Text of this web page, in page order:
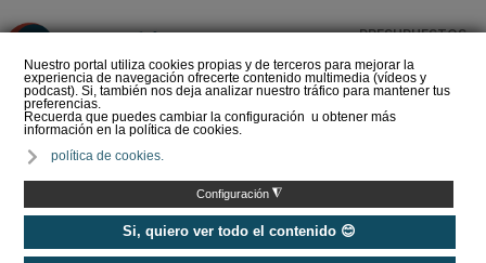
Nuestro portal utiliza cookies propias y de terceros para mejorar la
experiencia de navegación ofrecerte contenido multimedia (vídeos y
podcast). Si, también nos deja analizar nuestro tráfico para mantener tus
preferencias.
Recuerda que puedes cambiar la configuración u obtener más
información en la política de cookies.
política de cookies.
Configuración ◮
Si, quiero ver todo el contenido 😊
PRESUPUESTOS
del Amperio (Episodio 3)